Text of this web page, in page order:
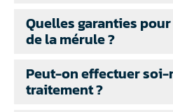
Quelles garanties
de la mérule ?
Peut-on effectuer soi-
traitement ?